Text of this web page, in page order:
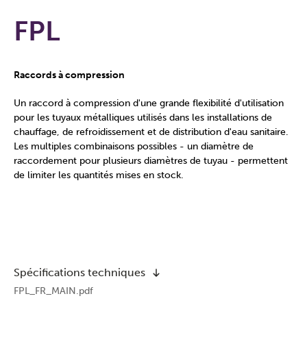
FPL
Raccords à compression
Un raccord à compression d'une grande flexibilité d'utilisation
pour les tuyaux métalliques utilisés dans les installations de
chauffage, de refroidissement et de distribution d'eau sanitaire.
Les multiples combinaisons possibles - un diamètre de
raccordement pour plusieurs diamètres de tuyau - permettent
de limiter les quantités mises en stock.
Spécifications techniques
FPL_FR_MAIN.pdf